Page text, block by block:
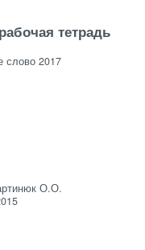
тетрадь
слово 2017
О.О.